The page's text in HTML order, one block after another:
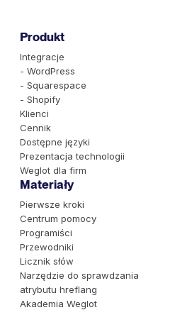
Produkt
Integracje
- WordPress
- Squarespace
- Shopify
Klienci
Cennik
Dostępne języki
Prezentacja technologii
Weglot dla firm
Materiały
Pierwsze kroki
Centrum pomocy
Programiści
Przewodniki
Licznik słów
Narzędzie do sprawdzania
atrybutu hreflang
Akademia Weglot